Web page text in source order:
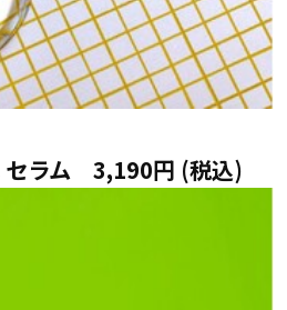
ラム 3,190円 (税込)